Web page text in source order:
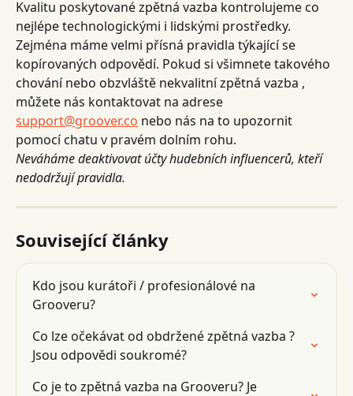
Kvalitu poskytované zpětná vazba kontrolujeme co
nejlépe technologickými i lidskými prostředky.
Zejména máme velmi přísná pravidla týkající se
kopírovaných odpovědí. Pokud si všimnete takového
chování nebo obzvláště nekvalitní zpětná vazba ,
můžete nás kontaktovat na adrese
support@groover.co nebo nás na to upozornit
pomocí chatu v pravém dolním rohu.
Neváháme deaktivovat účty hudebních influencerů, kteří
nedodržují pravidla.
Související články
Kdo jsou kurátoři / profesionálové na
Grooveru?
Co lze očekávat od obdržené zpětná vazba ?
Jsou odpovědi soukromé?
Co je to zpětná vazba na Grooveru? Je